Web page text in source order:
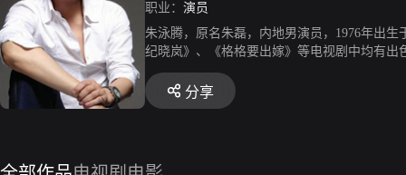
职业： 演员
朱泳腾，原名朱磊，内地男演员，1976年出
纪晓岚》、《格格要出嫁》等电视剧中均有出
民国大戏《如意》的播出更使他的人气飞速
天我不是羔羊》、《格格要出嫁》、《艾米加
分享